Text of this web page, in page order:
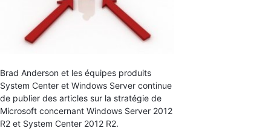
Brad Anderson et les équipes produits
System Center et Windows Server continue
de publier des articles sur la stratégie de
Microsoft concernant Windows Server 2012
R2 et System Center 2012 R2.